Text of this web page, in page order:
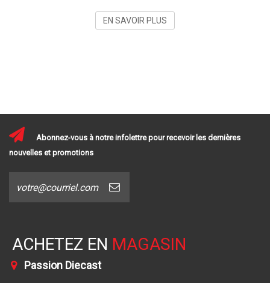
EN SAVOIR PLUS
Abonnez-vous à notre infolettre pour recevoir les dernières
nouvelles et promotions
ACHETEZ EN MAGASIN
Passion Diecast